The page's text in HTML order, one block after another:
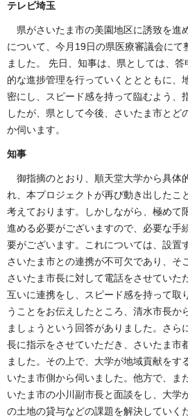
テレビ埼玉
県がさいたま市の美園地区に誘致を進
について、今月19日の県医療審議会にて
ました。 先日、知事は、県としては、
的な進捗管理を行っていくととともに、
密にし、スピード感を持って臨むよう、
したが、県として今後、さいたま市とど
か伺います。
知事
御指摘のとおり、順天堂大学から具体
れ、本プロジェクトが再び動き出したこ
考えております。しかしながら、極めて
進める必要がございますので、必要な手
要がございます。これについては、設置
さいたま市との連携が不可欠であり、そ
さいたま市長に対して電話をさせていた
互いに連携をし、スピード感を持って取
うことをお伝えしたところ、清水市長か
ましょうという回答がありました。さら
長に指示をさせていただき、さいたま市
ました。その上で、大学が地域貢献をす
いたま市側から伺いました。他方で、ま
いたま市の小川副市長と面談をし、大学
の土地の貸与などの課題を解決していく